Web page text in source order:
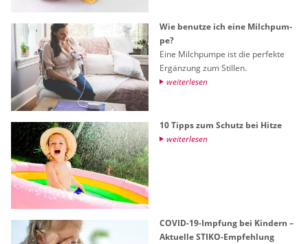
Wie be­nut­ze ich eine Milch­pum­
pe?
Eine Milch­pum­pe ist die per­fek­te
Er­gän­zung zum Stil­len.
wei­ter­le­sen
10 Tipps zum Schutz bei Hitze
wei­ter­le­sen
COVID-19-Imp­fung bei Kin­dern –
Ak­tu­el­le STIKO-Emp­feh­lung